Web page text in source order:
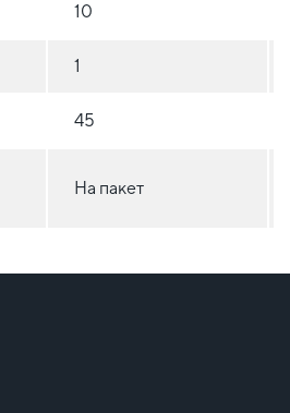
10
1
45
На пакет